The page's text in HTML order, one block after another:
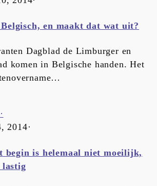
en maakt dat wat uit?
Dagblad de Limburger en
komen in Belgische handen. Het
·
2014·
begin is helemaal niet moeilijk,
lastig